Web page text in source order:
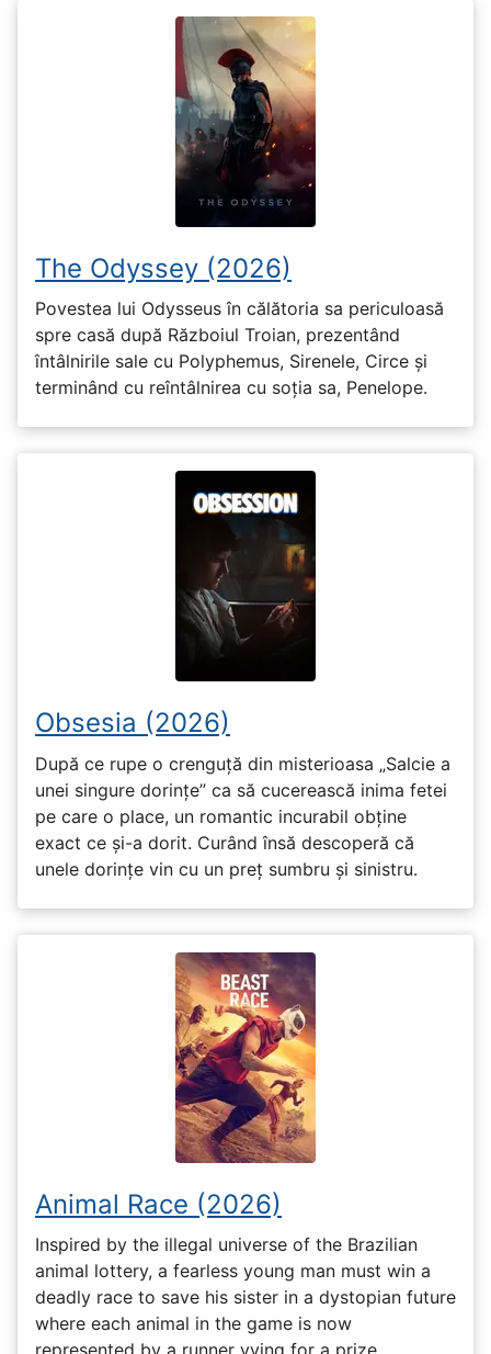
The Odyssey (2026)
Povestea lui Odysseus în călătoria sa periculoasă
spre casă după Războiul Troian, prezentând
întâlnirile sale cu Polyphemus, Sirenele, Circe și
terminând cu reîntâlnirea cu soția sa, Penelope.
Obsesia (2026)
După ce rupe o crenguță din misterioasa „Salcie a
unei singure dorințe” ca să cucerească inima fetei
pe care o place, un romantic incurabil obține
exact ce și-a dorit. Curând însă descoperă că
unele dorințe vin cu un preț sumbru și sinistru.
Animal Race (2026)
Inspired by the illegal universe of the Brazilian
animal lottery, a fearless young man must win a
deadly race to save his sister in a dystopian future
where each animal in the game is now